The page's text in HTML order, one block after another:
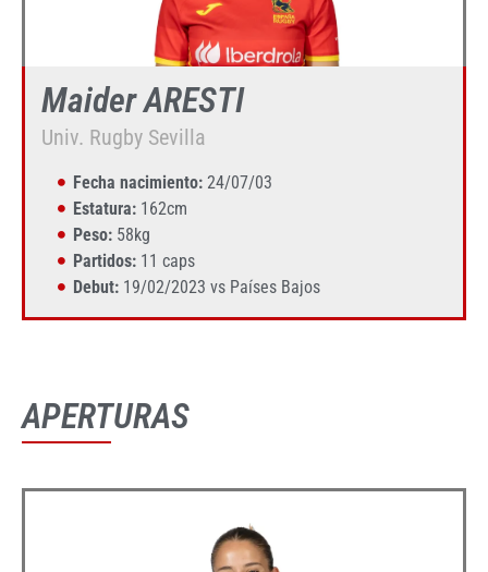
Maider ARESTI
Univ. Rugby Sevilla
Fecha nacimiento:24/07/03
Estatura:162cm
Peso:58kg
Partidos:11 caps
Debut:19/02/2023 vs Países Bajos
APERTURAS